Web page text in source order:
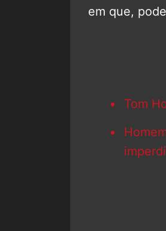
em que,
Tom